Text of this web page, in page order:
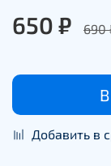
650 ₽ 690
Добавить в